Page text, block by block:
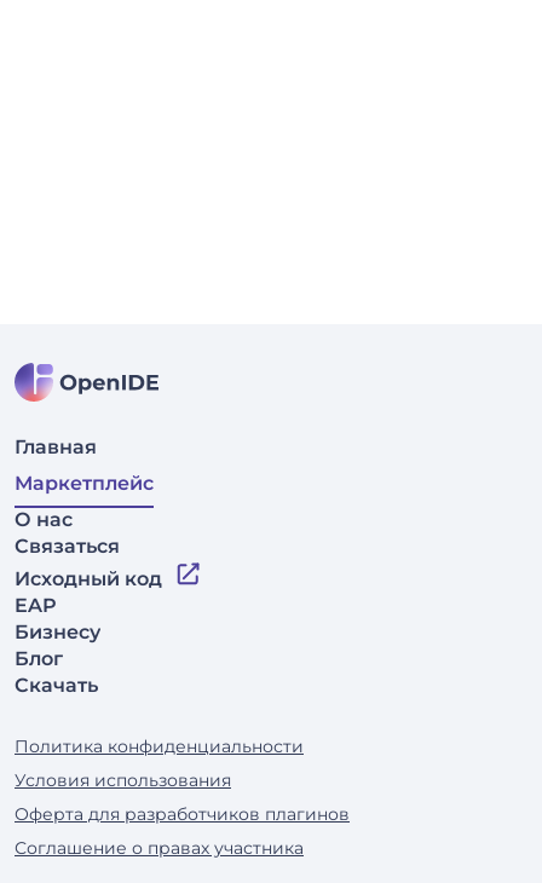
Главная
Маркетплейс
О нас
Связаться
Исходный код
EAP
Бизнесу
Блог
Скачать
Политика конфиденциальности
Условия использования
Оферта для разработчиков плагинов
Соглашение о правах участника